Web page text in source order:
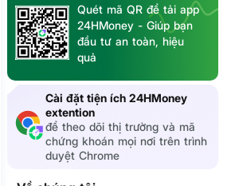
Quét mã QR để tải app
24HMoney - Giúp bạn
đầu tư an toàn, hiệu
quả
Cài đặt tiện ích 24HMoney
extention
để theo dõi thị trường và mã
chứng khoán mọi nơi trên trình
duyệt Chrome